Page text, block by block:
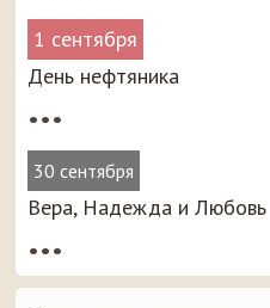
1 сентября
День нефтяника
•••
30 сентября
Вера, Надежда и Любовь
•••